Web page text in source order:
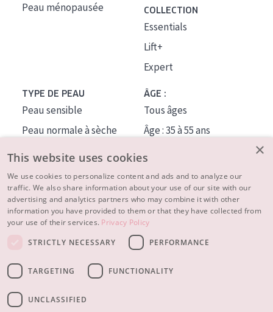
Peau ménopausée
COLLECTION
Essentials
Lift+
Expert
TYPE DE PEAU
Peau sensible
Peau normale à sèche
Peau mixte ou grasse
Peau mature
Peau ménopausée
ÂGE :
Tous âges
Âge : 35 à 55 ans
À PROPOS
CONSEILS BEAUTÉ
×
This website uses cookies
We use cookies to personalize content and ads and to analyze our
traffic. We also share information about your use of our site with our
advertising and analytics partners who may combine it with other
information you have provided to them or that they have collected from
your use of their services. Privacy Policy
STRICTLY NECESSARY
PERFORMANCE
TARGETING FUNCTIONALITY
UNCLASSIFIED